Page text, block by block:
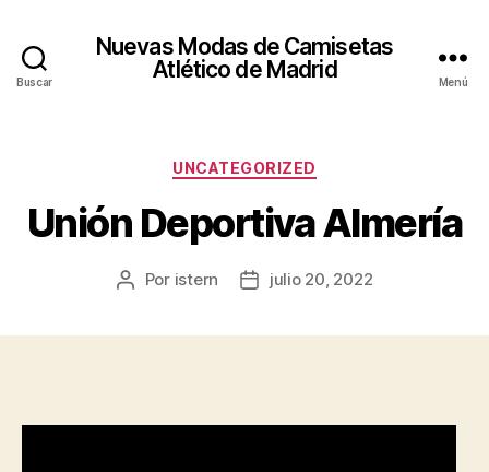
Buscar
Nuevas Modas de Camisetas
Atlético de Madrid
Menú
Categorías
UNCATEGORIZED
Unión Deportiva Almería
Autor
Por istern
Fechajulio 20, 2022